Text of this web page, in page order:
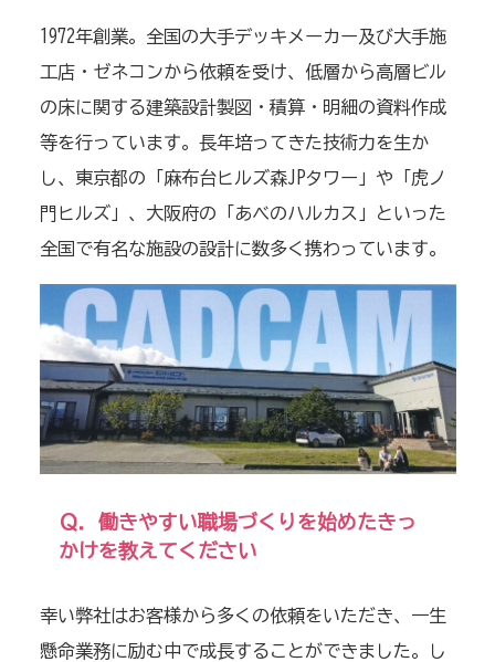
1972年創業。全国の大手デッキメーカー及び大手施
工店・ゼネコンから依頼を受け、低層から高層ビル
の床に関する建築設計製図・積算・明細の資料作成
等を行っています。長年培ってきた技術力を生か
し、東京都の「麻布台ヒルズ森JPタワー」や「虎ノ
門ヒルズ」、大阪府の「あべのハルカス」といった
全国で有名な施設の設計に数多く携わっています。
Ｑ．働きやすい職場づくりを始めたきっ
かけを教えてください
幸い弊社はお客様から多くの依頼をいただき、一生
懸命業務に励む中で成長することができました。し